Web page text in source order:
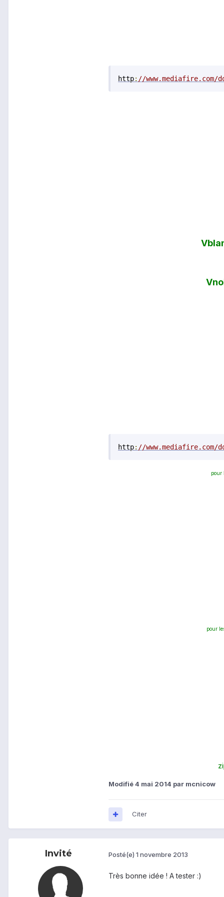
http: //www.mediafire.com/
http: //www.mediafire.com/
pour
pour
Modifié4 mai 2014 par mcnicow
Citer
Invité Posté(e) 1 novembre 2013
Très bonne idée ! A tester :)